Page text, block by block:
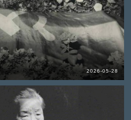
2026-05-28